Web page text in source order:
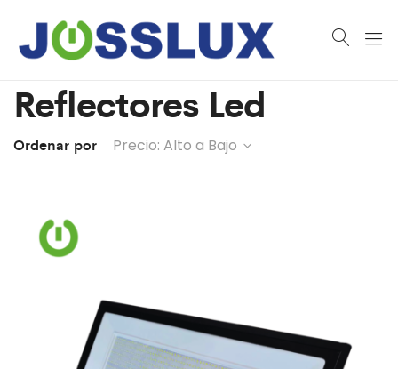
Reflectores Led
Ordenar por Precio: Alto a Bajo